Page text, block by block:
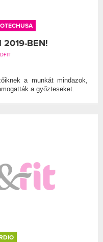
2019-BEN!
a munkát mindazok,
a győzteseket.